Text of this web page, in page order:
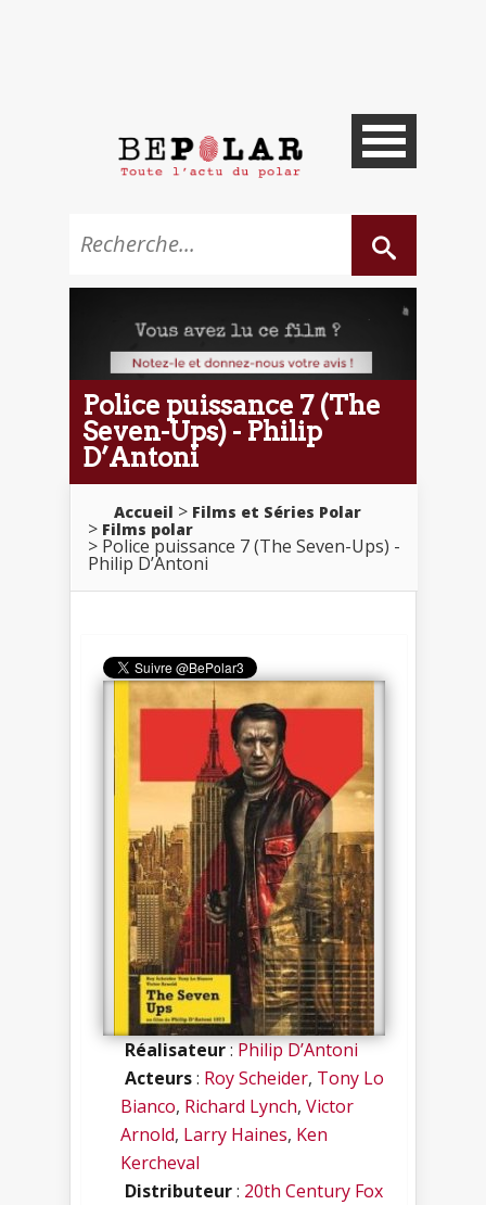
Police puissance 7 (The
Seven-Ups) - Philip
D’Antoni
Accueil
Films et Séries Polar
Films polar
Police puissance 7 (The Seven-Ups) -
Philip D’Antoni
Réalisateur:Philip D’Antoni
Acteurs: Roy Scheider, Tony Lo
Bianco, Richard Lynch, Victor
Arnold, Larry Haines, Ken
Kercheval
Distributeur: 20th Century Fox